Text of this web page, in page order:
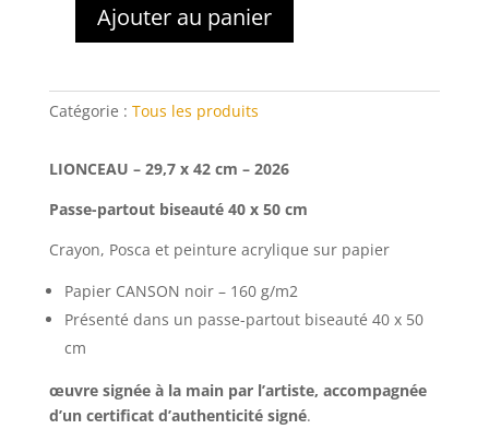
quantité
-
50
cm
Ajouter au panier
Catégorie : Tous les produits
LIONCEAU – 29,7 x 42 cm – 2026
Passe-partout biseauté 40 x 50 cm
Crayon, Posca et peinture acrylique sur papier
Papier CANSON noir – 160 g/m2
Présenté dans un passe-partout biseauté 40 x 50
cm
œuvre signée à la main par l’artiste, accompagnée
d’un certificat d’authenticité signé.